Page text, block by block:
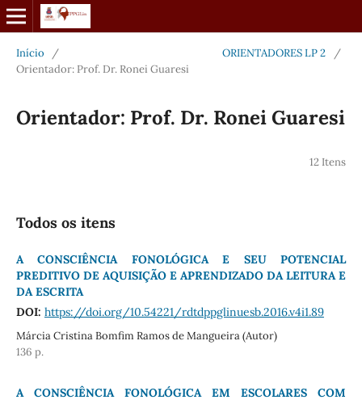
Início / ORIENTADORES LP 2
/
Orientador: Prof. Dr. Ronei Guaresi
Orientador: Prof. Dr. Ronei Guaresi
12 Itens
Todos os itens
A CONSCIÊNCIA FONOLÓGICA E SEU POTENCIAL
PREDITIVO DE AQUISIÇÃO E APRENDIZADO DA LEITURA E
DA ESCRITA
DOI: https://doi.org/10.54221/rdtdppglinuesb.2016.v4i1.89
Márcia Cristina Bomfim Ramos de Mangueira (Autor)
136 p.
A CONSCIÊNCIA FONOLÓGICA EM ESCOLARES COM